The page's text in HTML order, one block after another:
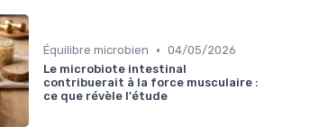
Équilibre microbien • 04/05/2026
Le microbiote intestinal
contribuerait à la force musculaire :
ce que révèle l'étude